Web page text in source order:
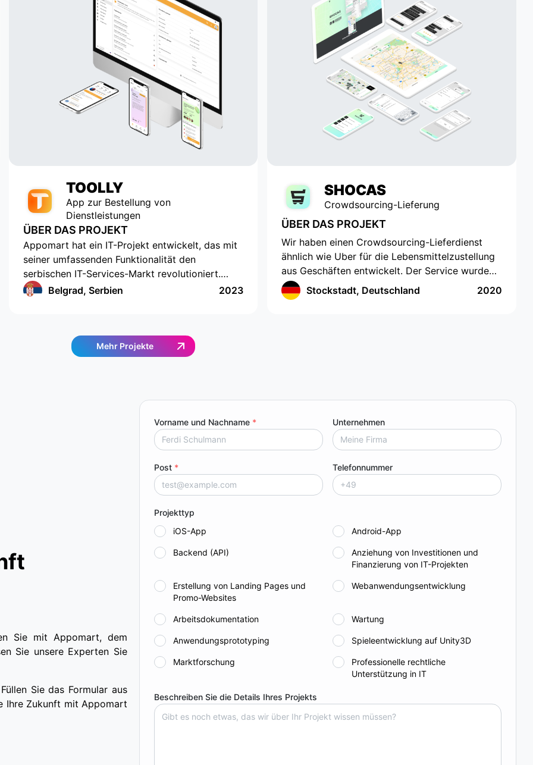
TOOLLY
App zur Bestellung von
Dienstleistungen
ÜBER DAS PROJEKT
Appomart hat ein IT-Projekt entwickelt, das mit
seiner umfassenden Funktionalität den
serbischen IT-Services-Markt revolutioniert.
Dazu gehören die Möglichkeit, eigene
Zahlungssystemen, ein übersichtliches Design,
eine verständliche Benutzeroberfläche, ein
gegenseitiger Abrechnungen und eingebaute
Analytik. Dieses Projekt wird sicherlich den
Belgrad, Serbien 2023
SHOCAS
Crowdsourcing-Lieferung
ÜBER DAS PROJEKT
Wir haben einen Crowdsourcing-Lieferdienst
ähnlich wie Uber für die Lebensmittelzustellung
aus Geschäften entwickelt. Der Service wurde
für diejenigen entwickelt, die keine Zeit oder
Möglichkeit haben, selbst Lebensmittel
Kunden können die gewünschten Artikel
Bestellung beauftragt. Kunden können den
Lieferanten in Echtzeit verfolgen, sodass sie ihre
Stockstadt, Deutschland 2020
Mehr Projekte
Sie mit Appomart, dem
Sie unsere Experten Sie
Sie das Formular aus
Ihre Zukunft mit Appomart
Vorname und Nachname * Unternehmen
Post * Telefonnummer
Projekttyp
iOS-App
Android-App
Backend (API)
Anziehung von Investitionen und
Finanzierung von IT-Projekten
Erstellung von Landing Pages und
Promo-Websites
Webanwendungsentwicklung
Arbeitsdokumentation Wartung
Anwendungsprototyping Spieleentwicklung auf Unity3D
Marktforschung
Professionelle rechtliche
Unterstützung in IT
Beschreiben Sie die Details Ihres Projekts